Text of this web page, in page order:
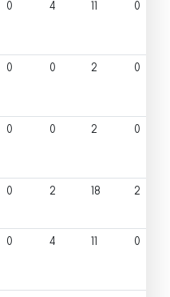
0 4 11 0
0 0 2 0
0 0 2 0
0 2 18 2
0 4 11 0